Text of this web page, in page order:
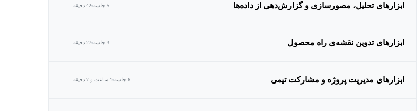
ابزارهای تحلیل، مصورسازی و گزارش‌دهی از داده‌ها 5 جلسه 42 دقیقه
ابزارهای تدوین نقشه‌ی راه محصول 3 جلسه 27 دقیقه
ابزارهای مدیریت پروژه و مشارکت تیمی 6 جلسه 1 ساعت و 7 دقیقه